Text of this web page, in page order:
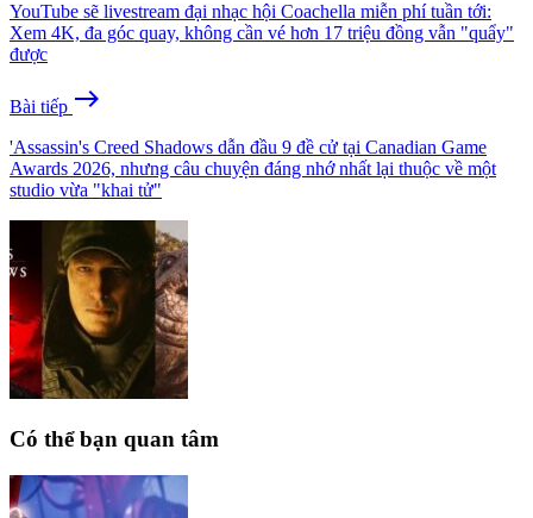
YouTube sẽ livestream đại nhạc hội Coachella miễn phí tuần tới:
Xem 4K, đa góc quay, không cần vé hơn 17 triệu đồng vẫn "quẩy"
được
Bài tiếp east
'Assassin's Creed Shadows dẫn đầu 9 đề cử tại Canadian Game
Awards 2026, nhưng câu chuyện đáng nhớ nhất lại thuộc về một
studio vừa "khai tử"
Có thể bạn quan tâm